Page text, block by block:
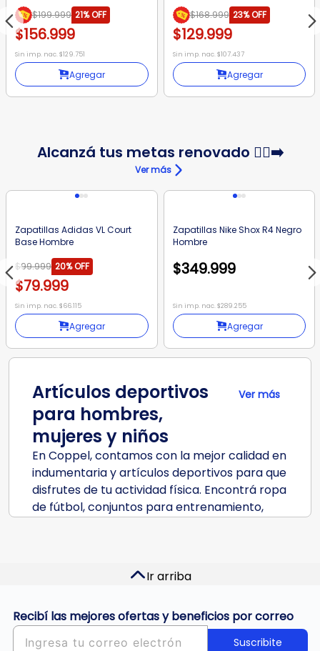
$156.999
$199.999 21%OFF
Sin imp. nac. $129.751
Agregar
$129.999
$168.999 23%OFF
Sin imp. nac. $107.437
Agregar
Alcanzá tus metas renovado 🏃‍♂️‍➡️
Ver más
Zapatillas Adidas VL Court
Base Hombre
$79.999
$99.999 20%OFF
Sin imp. nac. $66.115
Agregar
Zapatillas Nike Shox R4 Negro
Hombre
$349.999
Sin imp. nac. $289.255
Agregar
Ver más
Artículos deportivos
para hombres,
mujeres y niños
En Coppel, contamos con la mejor calidad en
indumentaria y artículos deportivos para que
disfrutes de tu actividad física. Encontrá ropa
de fútbol, conjuntos para entrenamiento,
¡Contamos con todo lo necesario para
Lo mejor en zapatillas deportivas
para diferentes disciplinas
Ir arriba
Recibí las mejores ofertas y beneficios por correo
Suscribite